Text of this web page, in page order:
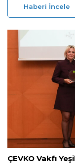
azaltılması ile
altyapısının
Haberi İncele
05 Aralık 2025
ÇEVKO Vakfı